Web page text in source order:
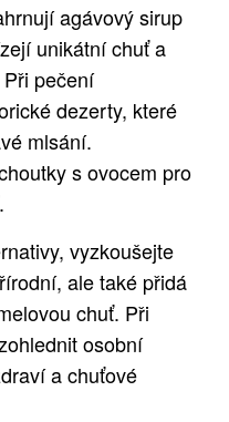
agávový sirup
unikátní chuť a
pečení
dezerty, které
mlsání.
s ovocem pro
vyzkoušejte
ale také přidá
chuť. Při
osobní
a chuťové